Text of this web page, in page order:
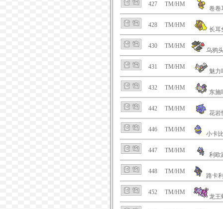
427 TM/HM
卷卷
428 TM/HM
长耳
430 TM/HM
乌鸦
431 TM/HM
魅力
432 TM/HM
东施
442 TM/HM
花岩
446 TM/HM
小卡
447 TM/HM
利欧
448 TM/HM
路卡
452 TM/HM
龙王